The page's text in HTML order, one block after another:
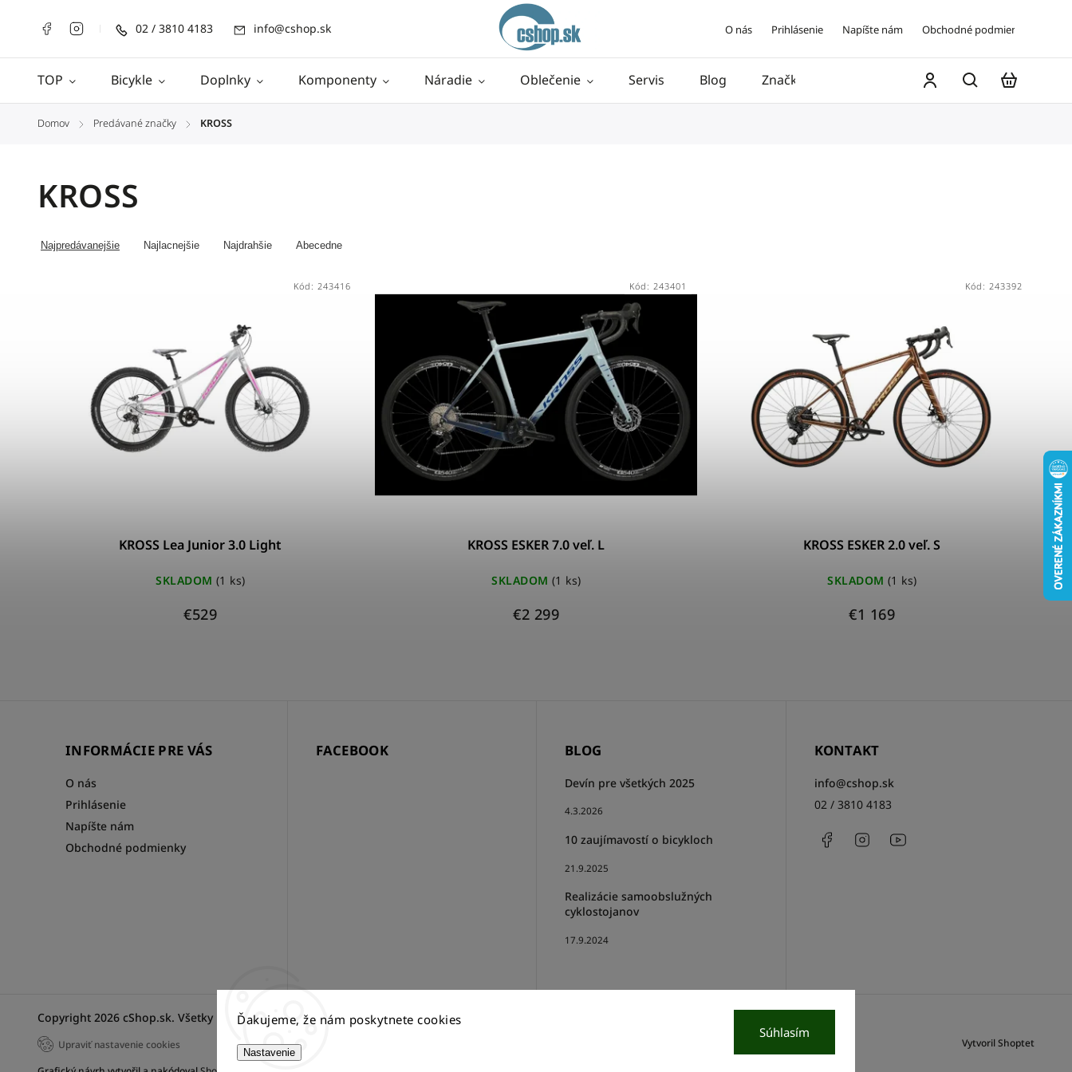
Ďakujeme, že nám poskytnete cookies
Nastavenie
Súhlasím
02 / 3810 4183 info@cshop.sk O nás Prihlásenie Napíšte nám Obchodné podmienky
TOP Bicykle Doplnky Komponenty Náradie Oblečenie Servis Blog Značky
Domov / Predávané značky / KROSS
KROSS
Najpredávanejšie Najlacnejšie Najdrahšie Abecedne
KROSS Lea Junior 3.0 Light
SKLADOM (1 ks)
€529
Kód: 243416
KROSS ESKER 7.0 veľ. L
SKLADOM (1 ks)
€2 299
Kód: 243401
KROSS ESKER 2.0 veľ. S
SKLADOM (1 ks)
€1 169
Kód: 243392
INFORMÁCIE PRE VÁS
O nás
Prihlásenie
Napíšte nám
Obchodné podmienky
FACEBOOK BLOG
Devín pre všetkých 2025
4.3.2026
10 zaujímavostí o bicykloch
21.9.2025
Realizácie samoobslužných
cyklostojanov
17.9.2024
KONTAKT
info@cshop.sk
02 / 3810 4183
FacebookInstagram
Vytvoril Shoptet
Copyright 2026 cShop.sk. Všetky práva vyhradené.
Upraviť nastavenie cookies